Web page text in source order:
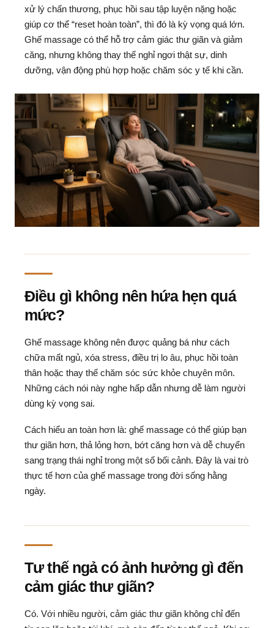
xử lý chấn thương, phục hồi sau tập luyện nặng hoặc
giúp cơ thể “reset hoàn toàn”, thì đó là kỳ vọng quá lớn.
Ghế massage có thể hỗ trợ cảm giác thư giãn và giảm
căng, nhưng không thay thế nghỉ ngơi thật sự, dinh
dưỡng, vận động phù hợp hoặc chăm sóc y tế khi cần.
Điều gì không nên hứa hẹn quá
mức?
Ghế massage không nên được quảng bá như cách
chữa mất ngủ, xóa stress, điều trị lo âu, phục hồi toàn
thân hoặc thay thế chăm sóc sức khỏe chuyên môn.
Những cách nói này nghe hấp dẫn nhưng dễ làm người
dùng kỳ vọng sai.
Cách hiểu an toàn hơn là: ghế massage có thể giúp bạn
thư giãn hơn, thả lỏng hơn, bớt căng hơn và dễ chuyển
sang trạng thái nghỉ trong một số bối cảnh. Đây là vai trò
thực tế hơn của ghế massage trong đời sống hằng
ngày.
Tư thế ngả có ảnh hưởng gì đến
cảm giác thư giãn?
Có. Với nhiều người, cảm giác thư giãn không chỉ đến